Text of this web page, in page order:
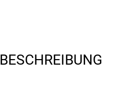
BESCHREIBUNG